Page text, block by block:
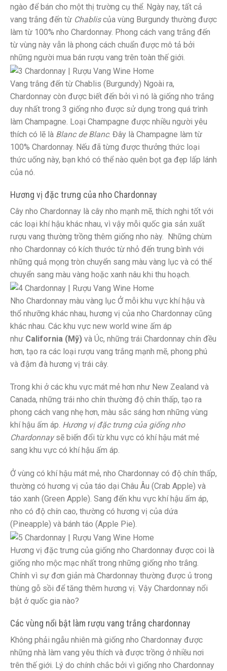
ngào để bán cho một thị trường cụ thể. Ngày nay, tất cả
vang trắng đến từ Chabliscủa vùng Burgundy thường được
làm từ 100% nho Chardonnay. Phong cách vang trắng đến
từ vùng này vẫn là phong cách chuẩn được mô tả bởi
những người mua bán rượu vang trên toàn thế giới.
Vang trắng đến từ Chablis (Burgundy) Ngoài ra,
Chardonnay còn được biết đến bởi vì nó là giống nho trắng
duy nhất trong 3 giống nho được sử dụng trong quá trình
làm Champagne. Loại Champagne được nhiều người yêu
thích có lẽ là Blanc de Blanc. Đây là Champagne làm từ
100% Chardonnay. Nếu đã từng được thưởng thức loại
thức uống này, bạn khó có thể nào quên bọt ga đẹp lấp lánh
của nó.
Hương vị đặc trưng của nho Chardonnay
Cây nho Chardonnay là cây nho mạnh mẽ, thích nghi tốt với
các loại khí hậu khác nhau, vì vậy mỗi quốc gia sản xuất
rượu vang thường trồng thêm giống nho này. Những chùm
nho Chardonnay có kích thước từ nhỏ đến trung bình với
những quả mọng tròn chuyển sang màu vàng lục và có thể
chuyển sang màu vàng hoặc xanh nâu khi thu hoạch.
Nho Chardonnay màu vàng lục Ở mỗi khu vực khí hậu và
thổ nhưỡng khác nhau, hương vị của nho Chardonnay cũng
khác nhau. Các khu vực new world wine ấm áp
như California (Mỹ) và Úc, những trái Chardonnay chín đều
hơn, tạo ra các loại rượu vang trắng mạnh mẽ, phong phú
và đậm đà hương vị trái cây.
Trong khi ở các khu vực mát mẻ hơn như New Zealand và
Canada, những trái nho chín thường độ chín thấp, tạo ra
phong cách vang nhẹ hơn, màu sắc sáng hơn những vùng
khí hậu ấm áp. Hương vị đặc trưng của giống nho
Chardonnaysẽ biến đổi từ khu vực có khí hậu mát mẻ
sang khu vực có khí hậu ấm áp.
Ở vùng có khí hậu mát mẻ, nho Chardonnay có độ chín thấp,
thường có hương vị của táo dại Châu Âu (Crab Apple) và
táo xanh (Green Apple). Sang đến khu vực khí hậu ấm áp,
nho có độ chín cao, thường có hương vị của dứa
(Pineapple) và bánh táo (Apple Pie).
Hương vị đặc trưng của giống nho Chardonnay được coi là
giống nho mộc mạc nhất trong những giống nho trắng.
Chính vì sự đơn giản mà Chardonnay thường được ủ trong
thùng gỗ sồi để tăng thêm hương vị. Vậy Chardonnay nổi
bật ở quốc gia nào?
Các vùng nổi bật làm rượu vang trắng chardonnay
Không phải ngẫu nhiên mà giống nho Chardonnay được
những nhà làm vang yêu thích và được trồng ở nhiều nơi
trên thế giới. Lý do chính chắc bởi vì giống nho Chardonnay